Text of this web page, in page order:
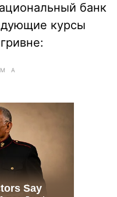
банк
курсы